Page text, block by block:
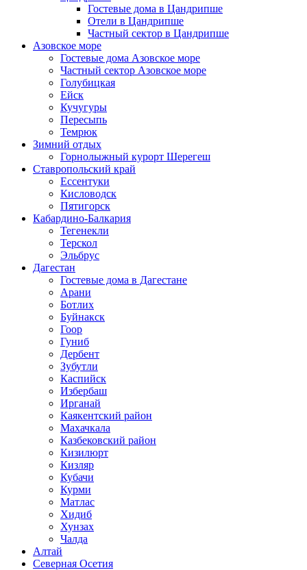
Гостевые дома в Цандрипше
Отели в Цандрипше
Частный сектор в Цандрипше
Азовское море
Гостевые дома Азовское море
Частный сектор Азовское море
Голубицкая
Ейск
Кучугуры
Пересыпь
Темрюк
Зимний отдых
Горнолыжный курорт Шерегеш
Ставропольский край
Ессентуки
Кисловодск
Пятигорск
Кабардино-Балкария
Тегенекли
Терскол
Эльбрус
Дагестан
Гостевые дома в Дагестане
Арани
Ботлих
Буйнакск
Гоор
Гуниб
Дербент
Зубутли
Каспийск
Избербаш
Ирганай
Каякентский район
Махачкала
Казбековский район
Кизилюрт
Кизляр
Кубачи
Курми
Матлас
Хидиб
Хунзах
Чалда
Алтай
Северная Осетия